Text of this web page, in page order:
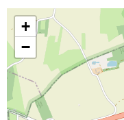
+
−